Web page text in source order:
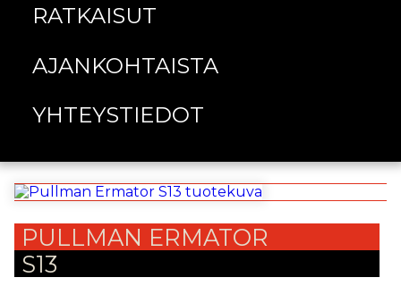
RATKAISUT
AJANKOHTAISTA
YHTEYSTIEDOT
PULLMAN ERMATOR
S13